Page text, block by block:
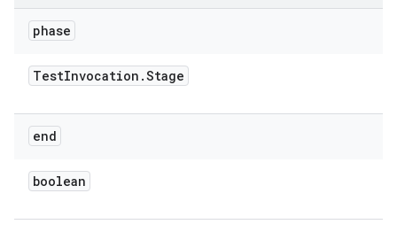
phase
TestInvocation .Stage
end
boolean